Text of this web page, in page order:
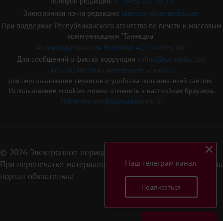
Электронная почта редакции: tatarstan@tatmedia.com
При поддержке Республиканского агентства по печати и массовым
коммуникациям "Татмедиа"
Антикоррупционная политика АО "ТАТМЕДИА"
Для сообщений о фактах коррупции vafina@tatmedia.com
АО «ТАТМЕДИА» использует «cookie»
для персонализации сервисов и удобства пользователей сайтом.
Использование «cookie» можно отменить в настройках браузера.
Политика конфиденциальности
© 2026 Электронное периодическое издание «Татарстан»
При перепечатке материалов или их фрагментов ссылка на
портал обязательна
Наш телеграм канал
Подписаться